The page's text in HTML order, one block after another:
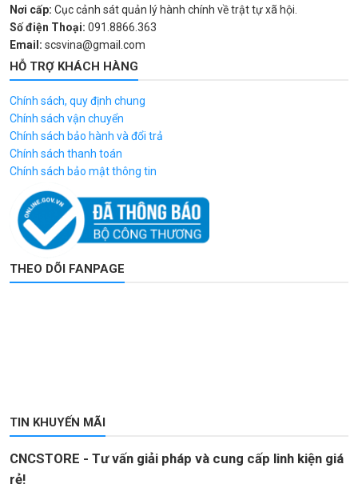
Nơi cấp: Cục cảnh sát quản lý hành chính về trật tự xã hội.
Số điện Thoại: 091.8866.363
Email: scsvina@gmail.com
HỖ TRỢ KHÁCH HÀNG
Chính sách, quy định chung
Chính sách vận chuyển
Chính sách bảo hành và đổi trả
Chính sách thanh toán
Chính sách bảo mật thông tin
THEO DÕI FANPAGE
TIN KHUYẾN MÃI
CNCSTORE - Tư vấn giải pháp và cung cấp linh kiện giá
rẻ!